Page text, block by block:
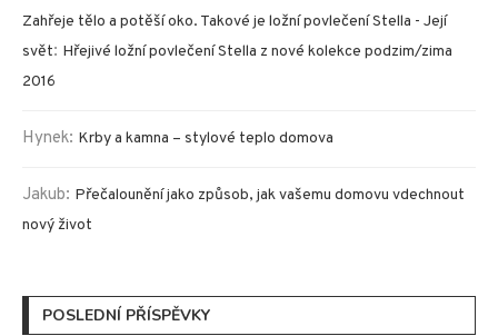
Zahřeje tělo a potěší oko. Takové je ložní povlečení Stella - Její
svět: Hřejivé ložní povlečení Stella z nové kolekce podzim/zima
2016
Hynek: Krby a kamna – stylové teplo domova
Jakub: Přečalounění jako způsob, jak vašemu domovu vdechnout
nový život
POSLEDNÍ PŘÍSPĚVKY